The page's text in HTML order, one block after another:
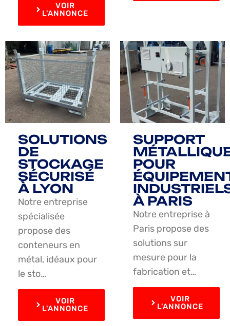
VOIR
L'ANNONCE
SOLUTIONS
DE
STOCKAGE
SÉCURISÉ
À LYON
Notre entreprise
spécialisée
propose des
conteneurs en
métal, idéaux pour
le sto…
VOIR
L'ANNONCE
SUPPORT
POUR
À PARIS
Notre entreprise à
Paris propose des
solutions sur
mesure pour la
fabrication et…
VOIR
L'ANNONCE